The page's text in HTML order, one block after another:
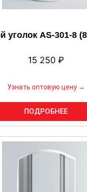
уголок AS-301-8
15 250 ₽
Узнать оптовую цену →
ПОДРОБНЕЕ